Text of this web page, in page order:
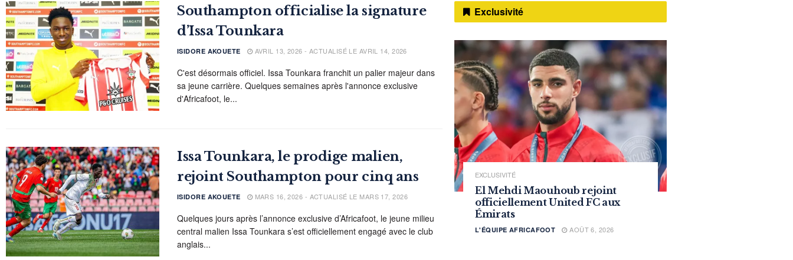
Southampton officialise la signature
d’Issa Tounkara
ISIDORE AKOUETE AVRIL 13, 2026 - ACTUALISÉ LE AVRIL 14, 2026
C'est désormais officiel. Issa Tounkara franchit un palier majeur dans
sa jeune carrière. Quelques semaines après l'annonce exclusive
d'Africafoot, le...
Issa Tounkara, le prodige malien,
rejoint Southampton pour cinq ans
ISIDORE AKOUETE MARS 16, 2026 - ACTUALISÉ LE MARS 17, 2026
Quelques jours après l’annonce exclusive d’Africafoot, le jeune milieu
central malien Issa Tounkara s’est officiellement engagé avec le club
anglais...
Exclusivité
EXCLUSIVITÉ
El Mehdi Maouhoub rejoint
officiellement United FC aux
Émirats
L'ÉQUIPE AFRICAFOOT AOÛT 6, 2026